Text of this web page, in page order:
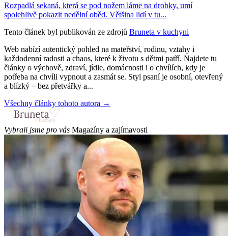
Rozpadlá sekaná, která se pod nožem láme na drobky, umí
spolehlivě pokazit nedělní oběd. Většina lidí v tu...
Tento článek byl publikován ze zdrojů Bruneta v kuchyni
Web nabízí autentický pohled na mateřství, rodinu, vztahy i
každodenní radosti a chaos, které k životu s dětmi patří. Najdete tu
články o výchově, zdraví, jídle, domácnosti i o chvílích, kdy je
potřeba na chvíli vypnout a zasmát se. Styl psaní je osobní, otevřený
a blízký – bez přetvářky a...
Všechny články tohoto autora →
Vybrali jsme pro vás Magazíny a zajímavosti